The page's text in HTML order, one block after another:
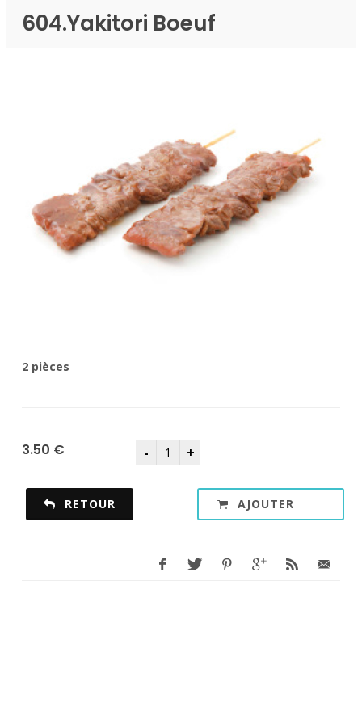
604.Yakitori Boeuf
2 pièces
3.50 €
RETOUR AJOUTER